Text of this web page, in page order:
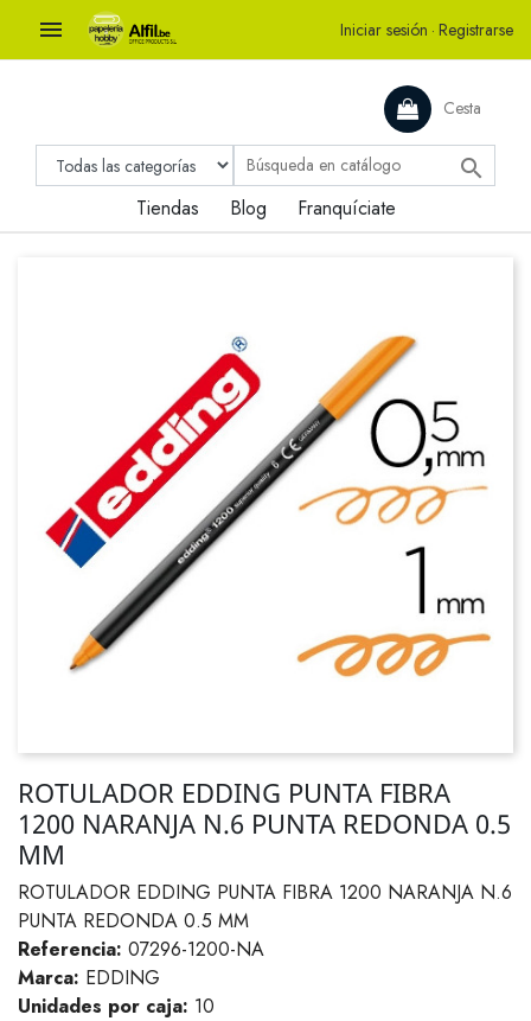
 Iniciar sesión · Registrarse
Cesta

Tiendas Blog Franquíciate
ROTULADOR EDDING PUNTA FIBRA
1200 NARANJA N.6 PUNTA REDONDA 0.5
MM
ROTULADOR EDDING PUNTA FIBRA 1200 NARANJA N.6
PUNTA REDONDA 0.5 MM
Referencia: 07296-1200-NA
Marca: EDDING
Unidades por caja: 10